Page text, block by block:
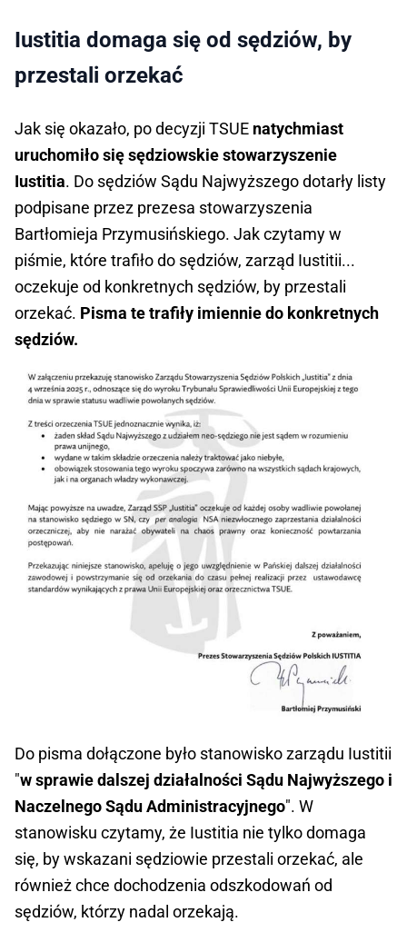
Iustitia domaga się od sędziów, by
przestali orzekać
Jak się okazało, po decyzji TSUE natychmiast
uruchomiło się sędziowskie stowarzyszenie
Iustitia. Do sędziów Sądu Najwyższego dotarły listy
podpisane przez prezesa stowarzyszenia
Bartłomieja Przymusińskiego. Jak czytamy w
piśmie, które trafiło do sędziów, zarząd Iustitii...
oczekuje od konkretnych sędziów, by przestali
orzekać. Pisma te trafiły imiennie do konkretnych
sędziów.
Do pisma dołączone było stanowisko zarządu Iustitii
"w sprawie dalszej działalności Sądu Najwyższego i
Naczelnego Sądu Administracyjnego". W
stanowisku czytamy, że Iustitia nie tylko domaga
się, by wskazani sędziowie przestali orzekać, ale
również chce dochodzenia odszkodowań od
sędziów, którzy nadal orzekają.